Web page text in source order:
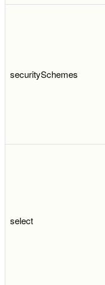
securitySchemes
select